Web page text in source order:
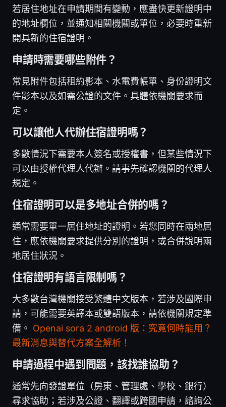
若居住地址在申請期間有變動，應盡快更新證明中
的地址欄位，並通知相關機關或單位，必要時重新
開具新的住宿證明。
申請時需要哪些附件？
常見附件包括租約影本、水電費帳單、身份證明文
件影本以及如需公證的文件。具體依機關要求而
定。
可以讓他人代辦住宿證明嗎？
多數情況下需要本人簽名或授權書，但某些情況下
可以由授權代理人代辦。請事先確認機關的代理人
規定。
住宿證明可以是多地址合併的嗎？
通常需要單一居住地址的證明。若您同時在兩地居
住，應依機關要求提供分別的證明，或合併說明兩
地居住狀況。
住宿證明有語言限制嗎？
大多數台灣機關接受繁體中文版本，若涉及國際申
請，可能需要英譯本或雙語版本，請依機關規定準
備。 Openai sora 2 android 版：究竟何時能用？
最新消息與替代方案全解析！
申請過程中遇到問題，該找誰協助？
通常先向發證單位（房東、管理處、學校、銀行）
尋求協助；若涉及公證、翻譯或跨國申請，諮詢公